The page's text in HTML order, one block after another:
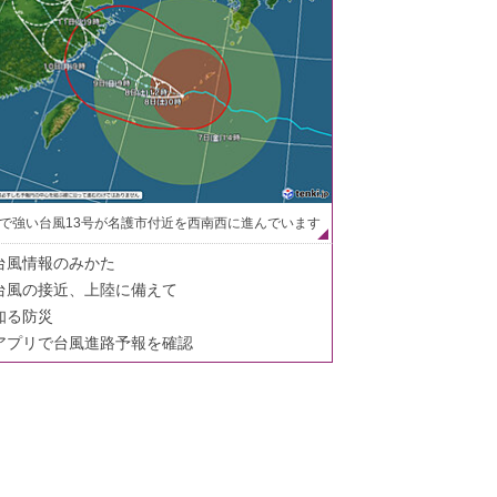
強い台風13号が名護市付近を西南西に進んでいます
風情報のみかた
風の接近、上陸に備えて
る防災
プリで台風進路予報を確認